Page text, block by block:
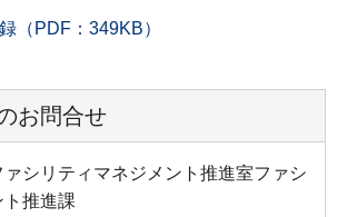
（PDF：349KB）
お問合せ
シリティマネジメント推進室ファシ
ト推進課